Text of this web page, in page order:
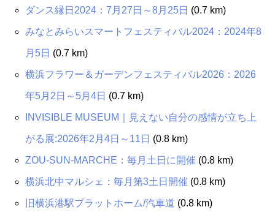
ダンス縁日2024：7月27日～8月25日 (0.7 km)
みなとみらいスマートフェスティバル2024：2024年8
月5日 (0.7 km)
横浜フラワー＆ガーデンフェスティバル2026：2026
年5月2日～5月4日 (0.7 km)
INVISIBLE MUSEUM｜見えない自分の感情が立ち上
がる展:2026年2月4日～11日 (0.8 km)
ZOU-SUN-MARCHE：毎月土日に開催 (0.8 km)
横浜北中マルシェ：毎月第3土日開催 (0.8 km)
旧横浜港駅プラットホーム/汽車道 (0.8 km)